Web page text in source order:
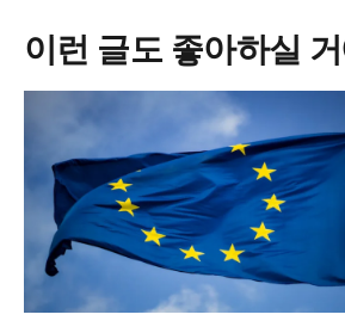
이런 글도 좋아하실